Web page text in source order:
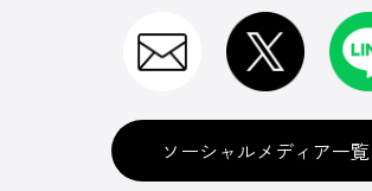
ソーシャルメディア一覧